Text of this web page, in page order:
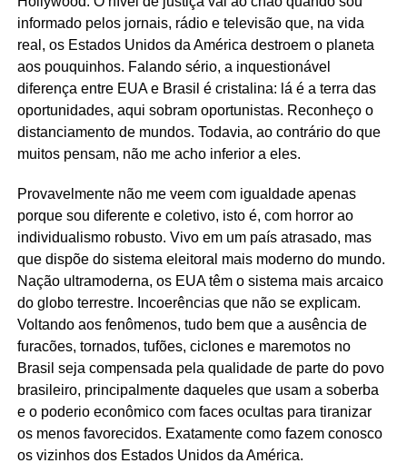
informado pelos jornais, rádio e televisão que, na vida
real, os Estados Unidos da América destroem o planeta
aos pouquinhos. Falando sério, a inquestionável
diferença entre EUA e Brasil é cristalina: lá é a terra das
oportunidades, aqui sobram oportunistas. Reconheço o
distanciamento de mundos. Todavia, ao contrário do que
muitos pensam, não me acho inferior a eles.
Provavelmente não me veem com igualdade apenas
porque sou diferente e coletivo, isto é, com horror ao
individualismo robusto. Vivo em um país atrasado, mas
que dispõe do sistema eleitoral mais moderno do mundo.
Nação ultramoderna, os EUA têm o sistema mais arcaico
do globo terrestre. Incoerências que não se explicam.
Voltando aos fenômenos, tudo bem que a ausência de
furacões, tornados, tufões, ciclones e maremotos no
Brasil seja compensada pela qualidade de parte do povo
brasileiro, principalmente daqueles que usam a soberba
e o poderio econômico com faces ocultas para tiranizar
os menos favorecidos. Exatamente como fazem conosco
os vizinhos dos Estados Unidos da América.